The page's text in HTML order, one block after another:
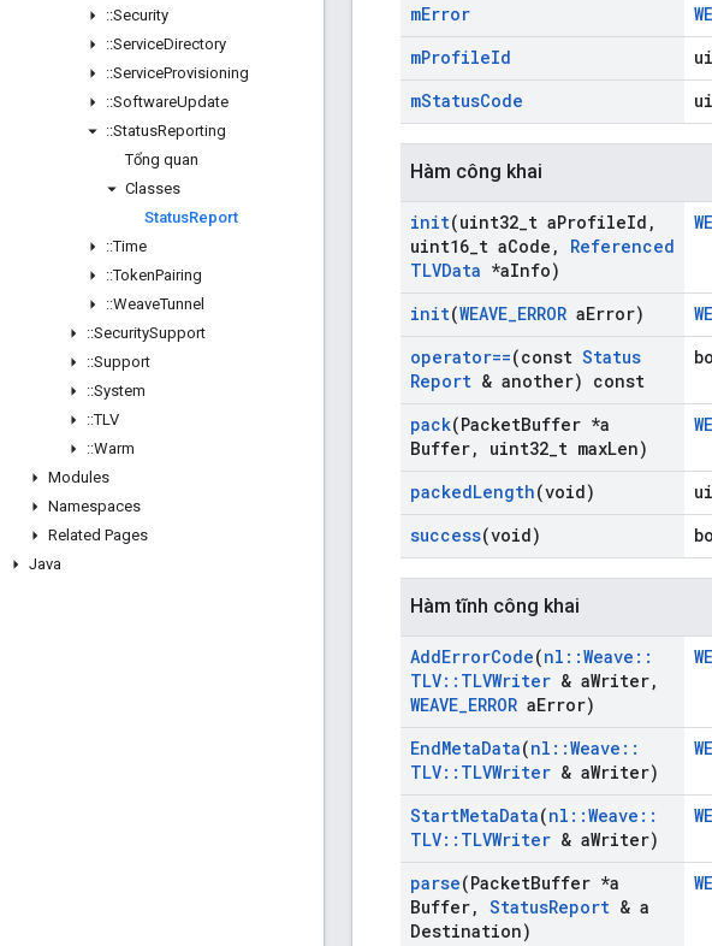
::Security
::ServiceDirectory
::ServiceProvisioning
::SoftwareUpdate
::StatusReporting
Tổng quan
Classes
StatusReport
::Time
::TokenPairing
::WeaveTunnel
::SecuritySupport
::Support
::System
::TLV
::Warm
Modules
Namespaces
Related Pages
Java
mError
mProfileId
mStatusCode
Hàm công khai
init(uint32 t aProfileId ,
uint16 t aCode ,
Referenced
TLVData *aInfo)
init(WEAVE_ERROR aError)
operator==(const Status
Report & another) const
pack(PacketBuffer *a
Buffer, uint32 t maxLen)
packedLength(void)
success(void)
Hàm tĩnh công khai
AddErrorCode(nl ::Weave ::
TLV:: TLVWriter & aWriter,
WEAVE_ERROR aError)
EndMetaData(nl ::Weave ::
TLV:: TLVWriter & aWriter)
StartMetaData(nl ::Weave ::
TLV:: TLVWriter & aWriter)
parse(PacketBuffer *a
Buffer, StatusReport & a
Destination)